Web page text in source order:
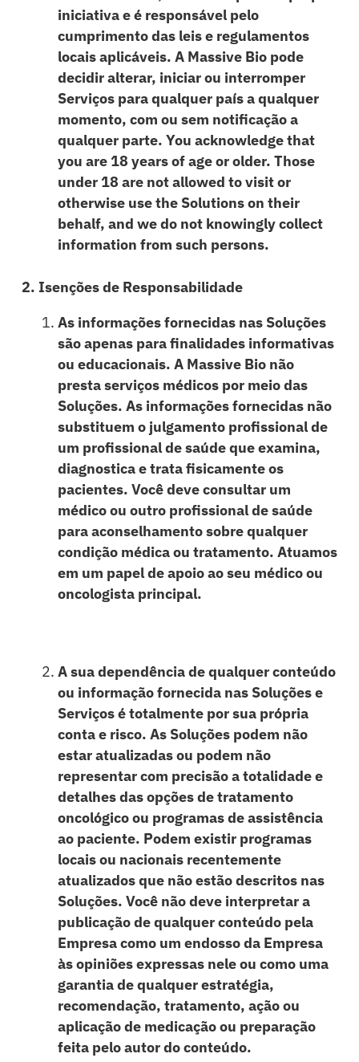
iniciativa e é responsável pelo
cumprimento das leis e regulamentos
locais aplicáveis. A Massive Bio pode
decidir alterar, iniciar ou interromper
Serviços para qualquer país a qualquer
momento, com ou sem notificação a
qualquer parte. You acknowledge that
you are 18 years of age or older. Those
under 18 are not allowed to visit or
otherwise use the Solutions on their
behalf, and we do not knowingly collect
information from such persons.
2. Isenções de Responsabilidade
As informações fornecidas nas Soluções
são apenas para finalidades informativas
ou educacionais. A Massive Bio não
presta serviços médicos por meio das
Soluções. As informações fornecidas não
substituem o julgamento profissional de
um profissional de saúde que examina,
diagnostica e trata fisicamente os
pacientes. Você deve consultar um
médico ou outro profissional de saúde
para aconselhamento sobre qualquer
condição médica ou tratamento. Atuamos
em um papel de apoio ao seu médico ou
oncologista principal.
A sua dependência de qualquer conteúdo
ou informação fornecida nas Soluções e
Serviços é totalmente por sua própria
conta e risco. As Soluções podem não
estar atualizadas ou podem não
representar com precisão a totalidade e
detalhes das opções de tratamento
oncológico ou programas de assistência
ao paciente. Podem existir programas
locais ou nacionais recentemente
atualizados que não estão descritos nas
Soluções. Você não deve interpretar a
publicação de qualquer conteúdo pela
Empresa como um endosso da Empresa
às opiniões expressas nele ou como uma
garantia de qualquer estratégia,
recomendação, tratamento, ação ou
aplicação de medicação ou preparação
feita pelo autor do conteúdo.